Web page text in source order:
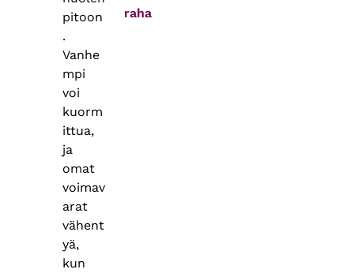
pitoon
.
Vanhe
mpi
voi
kuorm
ittua,
ja
omat
voimav
arat
vähent
yä,
kun
raha